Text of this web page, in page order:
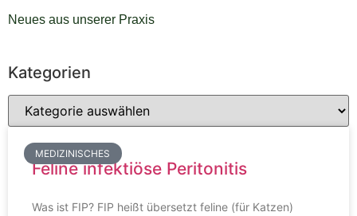
Neues aus unserer Praxis
Kategorien
MEDIZINISCHES
Feline infektiöse Peritonitis
Was ist FIP? FIP heißt übersetzt feline (für Katzen)